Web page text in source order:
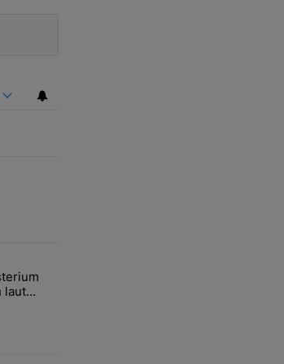
7 days.
über den Retter-Deal" mit 3 kommentare.
"US-Finanzministerium bereitet Banken laut
laut